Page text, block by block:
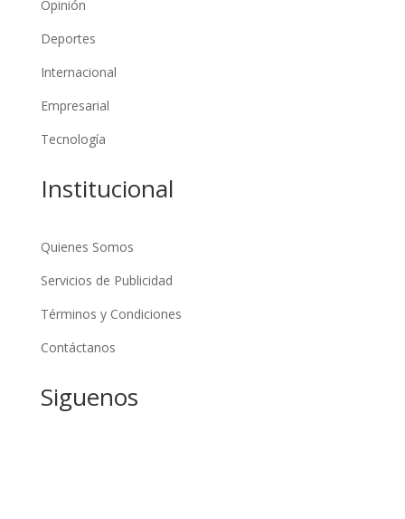
Opinión
Deportes
Internacional
Empresarial
Tecnología
Institucional
Quienes Somos
Servicios de Publicidad
Términos y Condiciones
Contáctanos
Siguenos